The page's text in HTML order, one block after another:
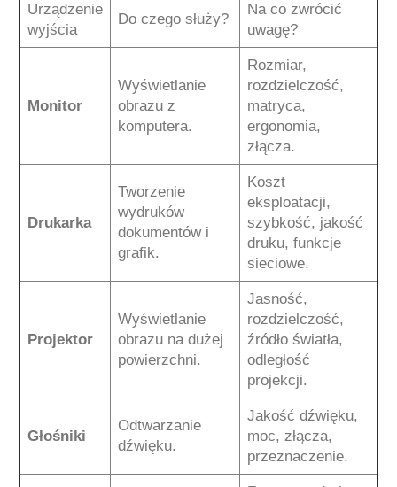
Urządzenie
wyjścia
Do czego służy?
Na co zwrócić
uwagę?
Monitor
Wyświetlanie
obrazu z
komputera.
Rozmiar,
rozdzielczość,
matryca,
ergonomia,
złącza.
Drukarka
Tworzenie
wydruków
dokumentów i
grafik.
Koszt
eksploatacji,
szybkość, jakość
druku, funkcje
sieciowe.
Projektor
Wyświetlanie
obrazu na dużej
powierzchni.
Jasność,
rozdzielczość,
źródło światła,
odległość
projekcji.
Głośniki
Odtwarzanie
dźwięku.
Jakość dźwięku,
moc, złącza,
przeznaczenie.